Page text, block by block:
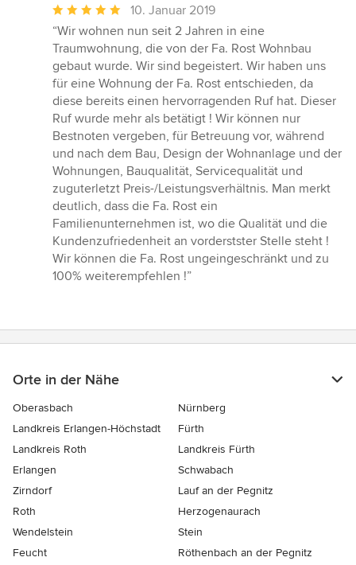
Durchschnittliche
Bewertung:
5
von
5
Sternen
10. Januar 2019
“Wir wohnen nun seit 2 Jahren in eine
Traumwohnung, die von der Fa. Rost Wohnbau
gebaut wurde. Wir sind begeistert. Wir haben uns
für eine Wohnung der Fa. Rost entschieden, da
diese bereits einen hervorragenden Ruf hat. Dieser
Ruf wurde mehr als betätigt ! Wir können nur
Bestnoten vergeben, für Betreuung vor, während
und nach dem Bau, Design der Wohnanlage und der
Wohnungen, Bauqualität, Servicequalität und
zuguterletzt Preis-/Leistungsverhältnis. Man merkt
deutlich, dass die Fa. Rost ein
Familienunternehmen ist, wo die Qualität und die
Kundenzufriedenheit an vorderstster Stelle steht !
Wir können die Fa. Rost ungeingeschränkt und zu
100% weiterempfehlen !”
Orte in der Nähe
Oberasbach
Nürnberg
Landkreis Erlangen-Höchstadt
Fürth
Landkreis Roth
Landkreis Fürth
Erlangen
Schwabach
Zirndorf
Lauf an der Pegnitz
Roth
Herzogenaurach
Wendelstein
Stein
Feucht
Röthenbach an der Pegnitz